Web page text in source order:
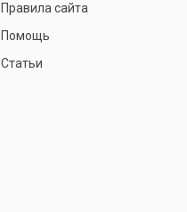
Правила сайта
Помощь
Статьи